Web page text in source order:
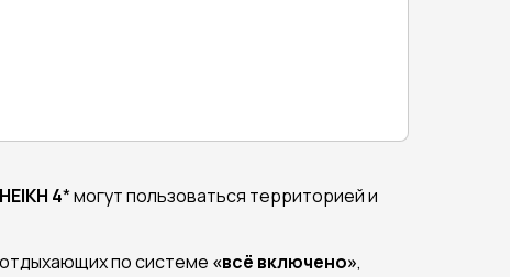
4* могут пользоваться территорией и
по системе «всё включено»,